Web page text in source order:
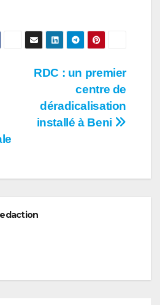
RDC : un premier
centre de
déradicalisation
installé à Beni